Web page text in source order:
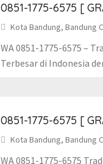
0851-1775-6575 [
Kota Bandung, Bandung
WA 0851-1775-6575 –
Terbesar di Indonesia
0851-1775-6575 [
Kota Bandung, Bandung
WA 0851-1775-6575